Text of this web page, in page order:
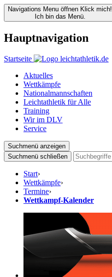
Navigations Menu öffnen Klick mich!
Ich bin das Menü.
Hauptnavigation
Startseite
Aktuelles
Wettkämpfe
Nationalmannschaften
Leichtathletik für Alle
Training
Wir im DLV
Service
Suchmenü anzeigen
Suchmenü schließen
Start›
Wettkämpfe›
Termine›
Wettkampf-Kalender